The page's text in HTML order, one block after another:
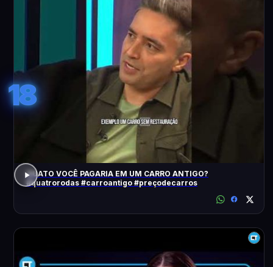
18
QUATO VOCÊ PAGARIA EM UM CARRO ANTIGO?
#quatrorodas #carroantigo #preçodecarros